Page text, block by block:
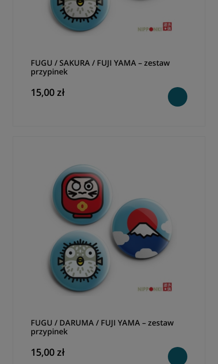
FUGU / SAKURA / FUJI YAMA – zestaw
przypinek
15,00 zł
FUGU / DARUMA / FUJI YAMA – zestaw
przypinek
15,00 zł